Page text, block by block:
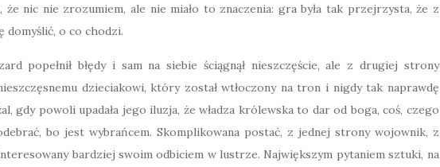
że nic nie zrozumiem, ale nie miało to znaczenia: gra była tak przejrzysta, że z
domyślić, o co chodzi.
popełnił błędy i sam na siebie ściągnął nieszczęście, ale z drugiej strony
dzieciakowi, który został wtłoczony na tron i nigdy tak naprawdę
gdy powoli upadała jego iluzja, że władza królewska to dar od boga, coś, czego
bo jest wybrańcem. Skomplikowana postać, z jednej strony wojownik, z
bardziej swoim odbiciem w lustrze. Największym pytaniem sztuki, na